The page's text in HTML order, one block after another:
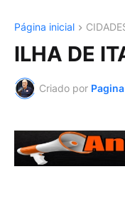
Página inicial
ILHA DE
Criado por